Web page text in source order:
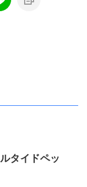
タイドペッ